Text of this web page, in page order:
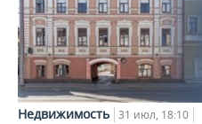
Недвижимость 31 июл, 18:10